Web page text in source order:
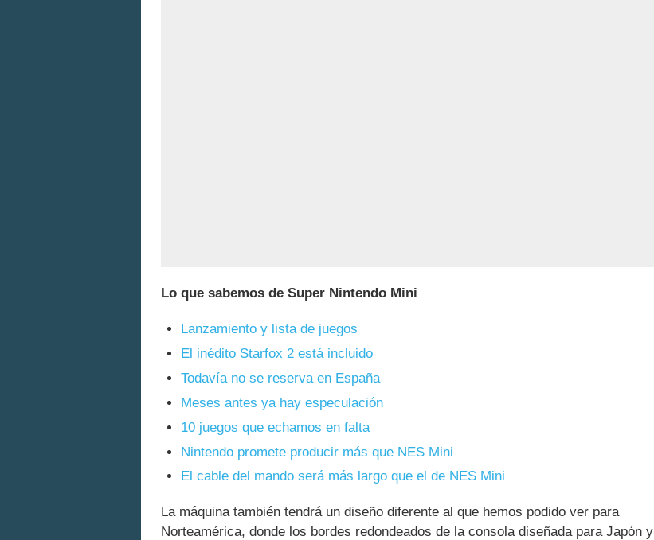
Lo que sabemos de Super Nintendo Mini
Lanzamiento y lista de juegos
El inédito Starfox 2 está incluido
Todavía no se reserva en España
Meses antes ya hay especulación
10 juegos que echamos en falta
Nintendo promete producir más que NES Mini
El cable del mando será más largo que el de NES Mini
La máquina también tendrá un diseño diferente al que hemos podido ver para
Norteamérica, donde los bordes redondeados de la consola diseñada para Japón y